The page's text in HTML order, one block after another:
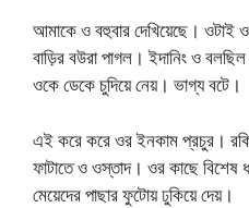
আমাকে ও বহুবার দেখিয়েছে।
বাড়ির বউরা পাগল। ইদানিং ও
ওকে ডেকে চুদিয়ে নেয়। ভাগ্য বটে।
এই করে করে ওর ইনকাম প্রচুর।
ফাটাতে ও ওস্তাদ। ওর কাছে
মেয়েদের পাছার ফুটোয় ঢুকিয়ে দেয়।